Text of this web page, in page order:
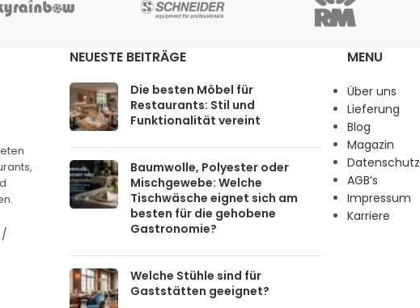
/
NEUESTE BEITRÄGE
Die besten Möbel für
Restaurants: Stil und
Funktionalität vereint
Baumwolle, Polyester oder
Mischgewebe: Welche
Tischwäsche eignet sich am
besten für die gehobene
Gastronomie?
Welche Stühle sind für
Gaststätten geeignet?
MENU
Über uns
Lieferung
Blog
Magazin
Datenschutz
AGB’s
Impressum
Karriere